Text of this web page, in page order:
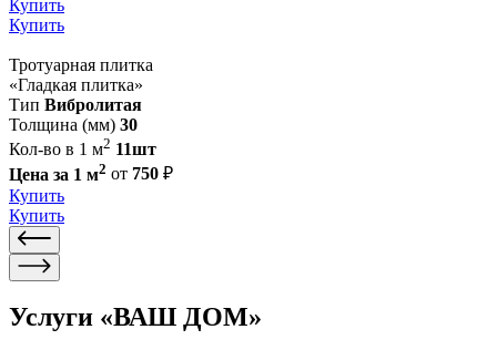
Купить
Купить
Тротуарная плитка
«Гладкая плитка»
Тип Вибролитая
Толщина (мм) 30
Кол-во в 1 м2 11шт
Цена за 1 м2 от 750 ₽
Купить
Купить
Услуги «ВАШ ДОМ»